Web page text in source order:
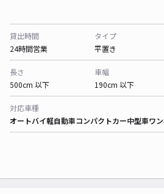
貸出時間
24時間営業
タイプ
平置き
長さ
500cm 以下
車幅
190cm 以下
対応車種
オートバイ軽自動車コンパクトカー中型車ワ